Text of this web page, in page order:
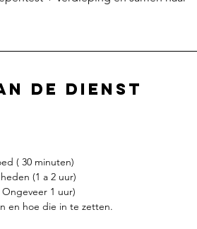
de dienst
( 30 minuten)
(1 a 2 uur)
1 uur)
en hoe die in te zetten.